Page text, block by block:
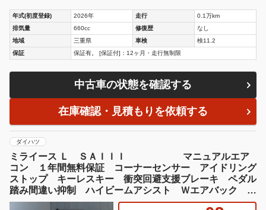
年式(初度登録) 2026年 走行
0.1万km
排気量
660cc 修復歴
なし
地域
三重県 車検
検11.2
保証
保証有。 [保証付]：12ヶ月・走行無制限
中古車の状態を確認する
在庫確認・見積もりを依頼する
ダイハツ
ミライース Ｌ ＳＡＩＩＩ マニュアルエア
コン １年間無料保証 コーナーセンサー アイドリング
ストップ キーレスキー 衝突回避支援ブレーキ ペダル
踏み間違い抑制 ハイビームアシスト Ｗエアバック オ
ートライト 元試乗車 ＡＢＳ 安全ボディ 点検記録簿